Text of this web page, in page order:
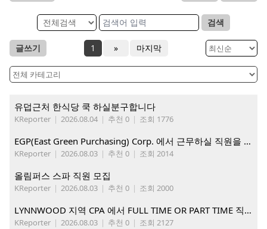
검색
글쓰기 1 » 마지막
유덥근처 한식당 쿡 하실분구합니다
KReporter | 2026.08.04 | 추천 0 | 조회 1776
EGP(East Green Purchasing) Corp. 에서 근무하실 직원을 아래와 같이 모집합니다.
KReporter | 2026.08.03 | 추천 0 | 조회 2014
올림퍼스 스파 직원 모집
KReporter | 2026.08.03 | 추천 0 | 조회 2000
LYNNWOOD 지역 CPA 에서 FULL TIME OR PART TIME 직원을 찾습니다
KReporter | 2026.08.03 | 추천 0 | 조회 2127